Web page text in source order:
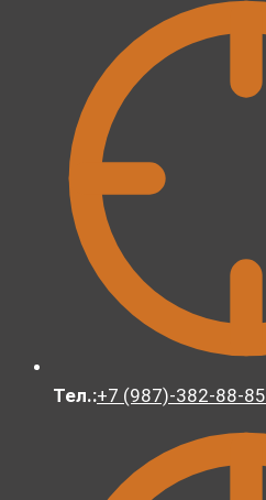
Тел.:+7 (987)-382-88-85